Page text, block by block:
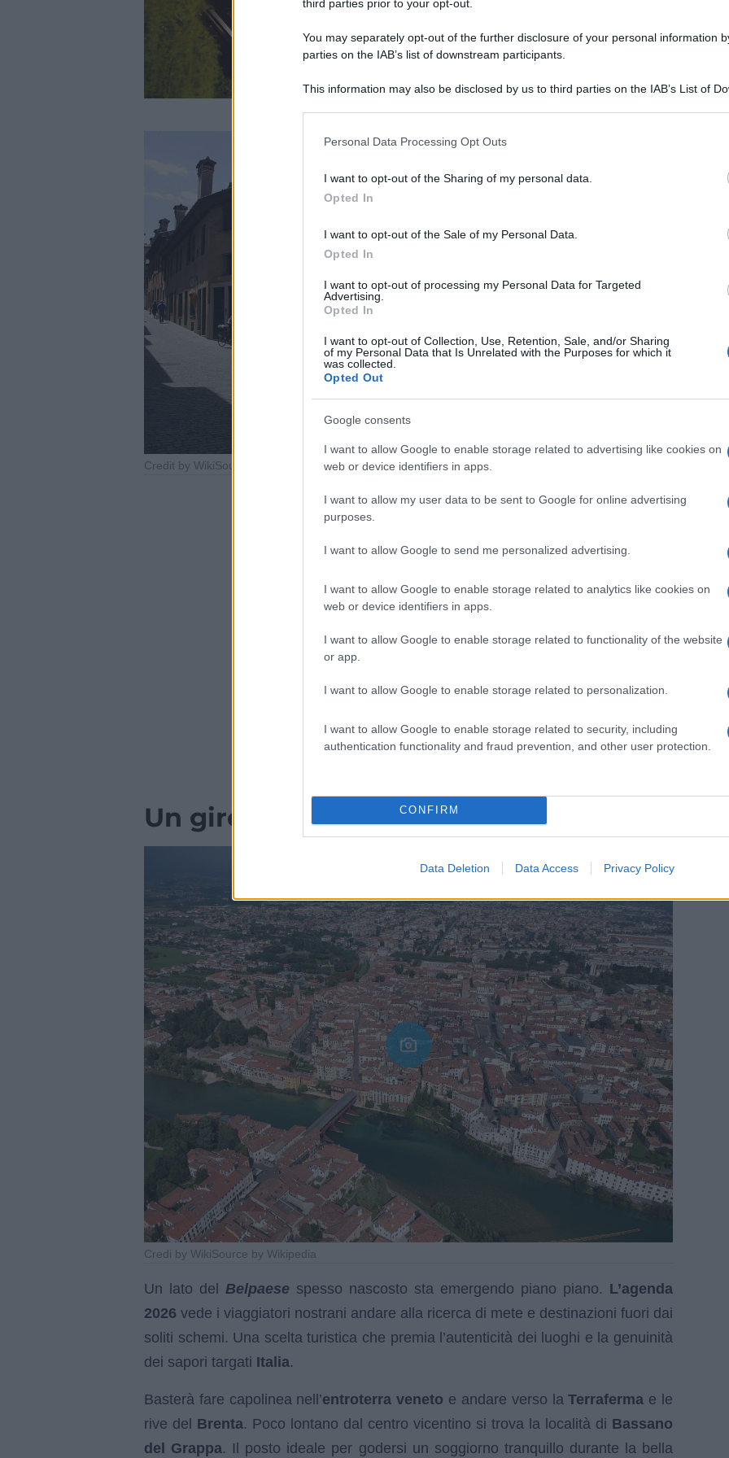
third parties prior to your opt-out.
You may separately opt-out of the further disclosure of your personal information
parties on the IAB’s list of downstream participants.
This information may also be disclosed by us to third parties on the IAB’s List of
information including but not limited to your visit or usage behaviour. You may
in below Google consent section.
Personal Data Processing Opt Outs
I want to opt-out of the Sharing of my personal data.
Opted In
I want to opt-out of the Sale of my Personal Data.
Opted In
I want to opt-out of processing my Personal Data for Targeted
Advertising.
Opted In
I want to opt-out of Collection, Use, Retention, Sale, and/or Sharing
of my Personal Data that Is Unrelated with the Purposes for which it
was collected.
Opted Out
Google consents
I want to allow Google to enable storage related to advertising like cookies on
web or device identifiers in apps.
I want to allow my user data to be sent to Google for online advertising
purposes.
I want to allow Google to send me personalized advertising.
I want to allow Google to enable storage related to analytics like cookies on
web or device identifiers in apps.
I want to allow Google to enable storage related to functionality of the website
or app.
I want to allow Google to enable storage related to personalization.
I want to allow Google to enable storage related to security, including
authentication functionality and fraud prevention, and other user protection.
CONFIRM
Data Deletion Data Access Privacy Policy
Credit by WikiSource by Wikipedia
Un giro in Veneto sulle rive del Brenta
Credi by WikiSource by Wikipedia
Un lato del Belpaese spesso nascosto sta emergendo piano piano. L’agenda
2026 vede i viaggiatori nostrani andare alla ricerca di mete e destinazioni fuori dai
soliti schemi. Una scelta turistica che premia l’autenticità dei luoghi e la genuinità
dei sapori targati Italia.
Basterà fare capolinea nell’entroterra veneto e andare verso laTerraferma e le
rive del Brenta. Poco lontano dal centro vicentino si trova la località di Bassano
del Grappa. Il posto ideale per godersi un soggiorno tranquillo durante la bella